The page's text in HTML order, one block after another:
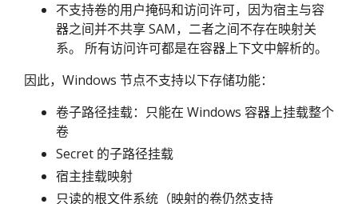
不支持卷的用户掩码和访问许可，因为宿主与容
器之间并不共享 SAM，二者之间不存在映射关
系。 所有访问许可都是在容器上下文中解析的。
因此，Windows 节点不支持以下存储功能：
卷子路径挂载：只能在 Windows 容器上挂载整个
卷
Secret 的子路径挂载
宿主挂载映射
只读的根文件系统（映射的卷仍然支持